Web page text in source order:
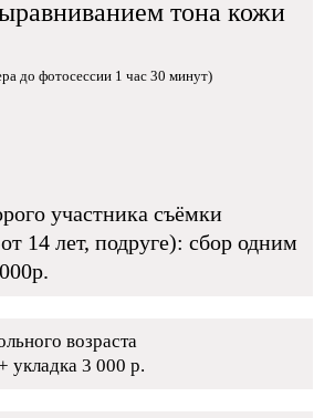
тона кожи
до фотосессии 1 час 30 минут)
участника съёмки
14 лет, подруге): сбор одним
возраста
укладка 3 000 р.